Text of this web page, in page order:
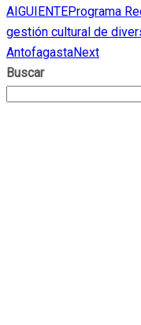
AIGUIENTEPrograma
gestión cultural de
AntofagastaNext
Buscar